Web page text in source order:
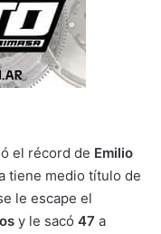
el récord de Emilio
tiene medio título de
le escape el
y le sacó 47 a